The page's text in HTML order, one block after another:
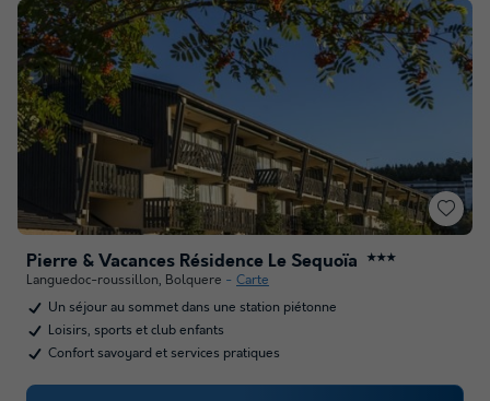
Pierre & Vacances Résidence Le Sequoïa ★★★
Languedoc-roussillon, Bolquere
Carte
Un séjour au sommet dans une station piétonne
Loisirs, sports et club enfants
Confort savoyard et services pratiques